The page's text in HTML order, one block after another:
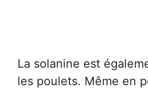
La solanine est
les poulets. Même en